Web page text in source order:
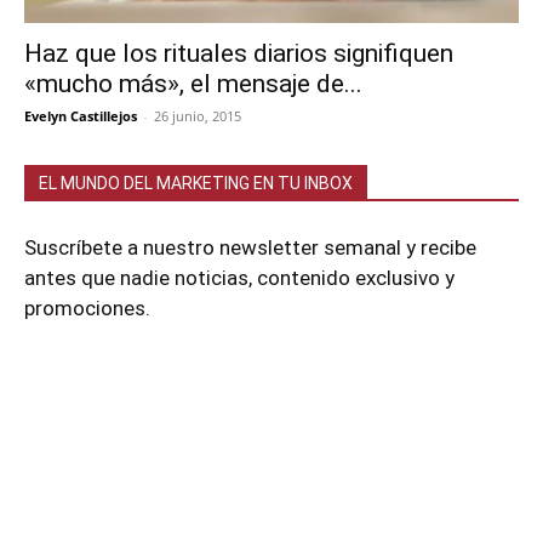
Haz que los rituales diarios signifiquen
«mucho más», el mensaje de...
Evelyn Castillejos - 26 junio, 2015
EL MUNDO DEL MARKETING EN TU INBOX
Suscríbete a nuestro newsletter semanal y recibe
antes que nadie noticias, contenido exclusivo y
promociones.